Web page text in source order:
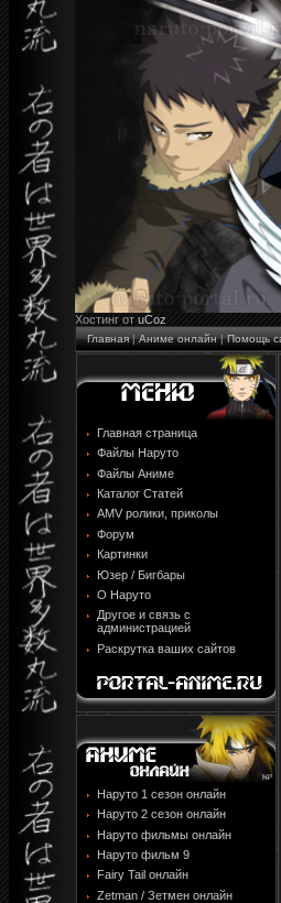
Хостинг от uCoz
Главная|Аниме онлайн|Помощь
Главная страница
Файлы Наруто
Файлы Аниме
Каталог Статей
AMV ролики, приколы
Форум
Картинки
Юзер / Бигбары
О Наруто
Другое и связь с
администрацией
Раскрутка ваших сайтов
Наруто 1 сезон онлайн
Наруто 2 сезон онлайн
Наруто фильмы онлайн
Наруто фильм 9
Fairy Tail онлайн
Zetman / Зетмен онлайн